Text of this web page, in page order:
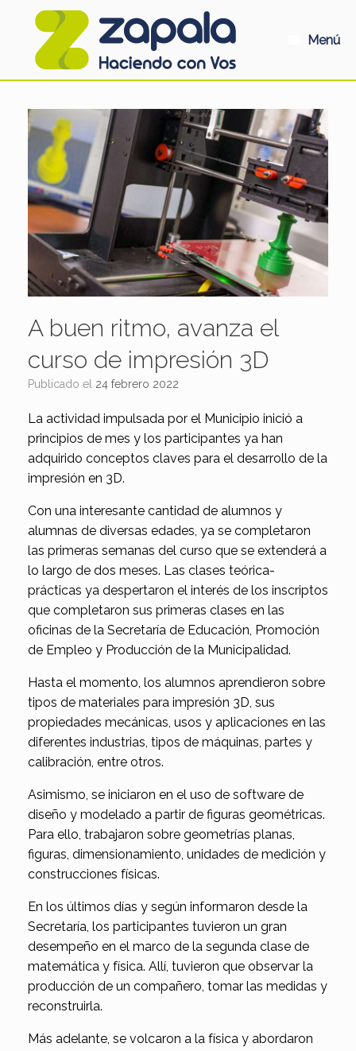
Menú
A buen ritmo, avanza el
curso de impresión 3D
Publicado el 24 febrero 2022
La actividad impulsada por el Municipio inició a
principios de mes y los participantes ya han
adquirido conceptos claves para el desarrollo de la
impresión en 3D.
Con una interesante cantidad de alumnos y
alumnas de diversas edades, ya se completaron
las primeras semanas del curso que se extenderá a
lo largo de dos meses. Las clases teórica-
prácticas ya despertaron el interés de los inscriptos
que completaron sus primeras clases en las
oficinas de la Secretaría de Educación, Promoción
de Empleo y Producción de la Municipalidad.
Hasta el momento, los alumnos aprendieron sobre
tipos de materiales para impresión 3D, sus
propiedades mecánicas, usos y aplicaciones en las
diferentes industrias, tipos de máquinas, partes y
calibración, entre otros.
Asimismo, se iniciaron en el uso de software de
diseño y modelado a partir de figuras geométricas.
Para ello, trabajaron sobre geometrías planas,
figuras, dimensionamiento, unidades de medición y
construcciones físicas.
En los últimos días y según informaron desde la
Secretaría, los participantes tuvieron un gran
desempeño en el marco de la segunda clase de
matemática y física. Allí, tuvieron que observar la
producción de un compañero, tomar las medidas y
reconstruirla.
Más adelante, se volcaron a la física y abordaron